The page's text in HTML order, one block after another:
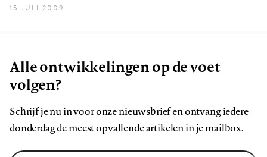
15 JULI 2009
Alle ontwikkelingen op de voet
volgen?
Schrijf je nu in voor onze nieuwsbrief en ontvang iedere
donderdag de meest opvallende artikelen in je mailbox.